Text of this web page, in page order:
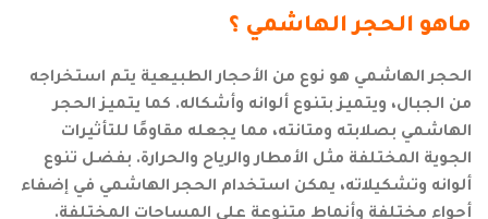
ماهو الحجر الهاشمي ؟
الحجر الهاشمي هو نوع من الأحجار الطبيعية يتم استخراجه
من الجبال، ويتميز بتنوع ألوانه وأشكاله. كما يتميز الحجر
الهاشمي بصلابته ومتانته، مما يجعله مقاومًا للتأثيرات
الجوية المختلفة مثل الأمطار والرياح والحرارة. بفضل تنوع
ألوانه وتشكيلاته، يمكن استخدام الحجر الهاشمي في إضفاء
أجواء مختلفة وأنماط متنوعة على المساحات المختلفة.